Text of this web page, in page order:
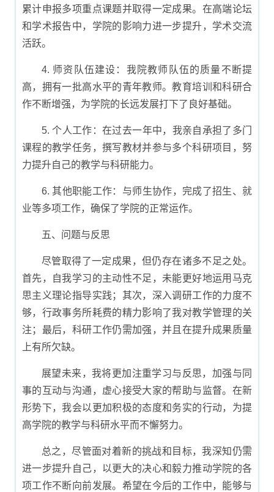
累计申报多项重点课题并取得一定成果。在高端论坛
和学术报告中，学院的影响力进一步提升，学术交流
活跃。
4. 师资队伍建设：我院教师队伍的质量不断提
高，拥有一批高水平的青年教师。教育培训和科研合
作不断增强，为学院的长远发展打下了良好基础。
5. 个人工作：在过去一年中，我亲自承担了多门
课程的教学任务，撰写教材并参与多个科研项目，努
力提升自己的教学与科研能力。
6. 其他职能工作：与师生协作，完成了招生、就
业等多项工作，确保了学院的正常运作。
五、问题与反思
尽管取得了一定成果，但仍存在诸多不足之处。
首先，自我学习的主动性不足，未能更好地运用马克
思主义理论指导实践；其次，深入调研工作的力度不
够，行政事务所耗费的精力影响了我对教学管理的关
注；最后，科研工作仍需加强，并且在提升成果质量
上有所欠缺。
展望未来，我将更加注重学习与反思，加强与同
事的互动与沟通，虚心接受大家的帮助与监督。在新
形势下，我会以更加积极的态度和务实的行动，为提
高学院的教学与科研水平而不懈努力。
总之，尽管面对着新的挑战和目标，我深知仍需
进一步提升自己，以更大的决心和毅力推动学院的各
项工作不断向前发展。希望在今后的工作中，能够与